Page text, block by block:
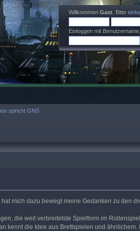
Willkommen Gast . Bitte
Einloggen mit
spricht GNS
mich dazu bewegt meine Gedanken zu den
die weit verbreitetste Spielform im
kennt die Idee aus Brettspielen und